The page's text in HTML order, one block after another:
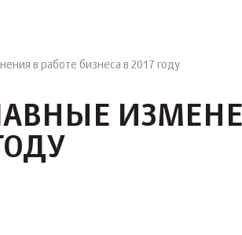
в работе бизнеса в 2017 году